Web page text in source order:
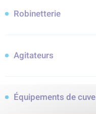
Robinetterie
Agitateurs
Équipements de cuve